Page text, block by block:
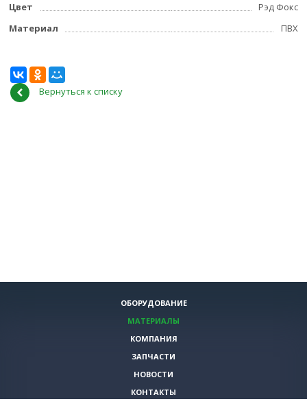
Цвет
Рэд Фокс
Материал
ПВХ
Вернуться к списку
ОБОРУДОВАНИЕ
МАТЕРИАЛЫ
КОМПАНИЯ
ЗАПЧАСТИ
НОВОСТИ
КОНТАКТЫ